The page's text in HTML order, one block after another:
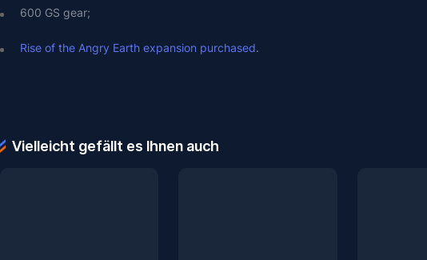
600 GS gear;
Rise of the Angry Earth expansion purchased.
Vielleicht gefällt es Ihnen auch